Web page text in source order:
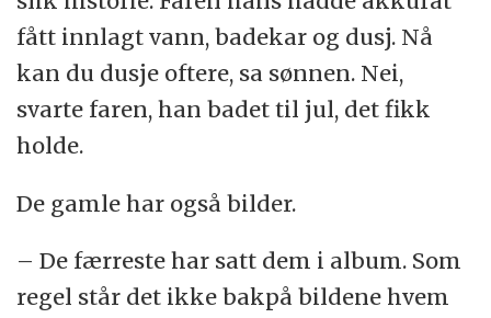
fått innlagt vann, badekar og dusj. Nå
kan du dusje oftere, sa sønnen. Nei,
svarte faren, han badet til jul, det fikk
holde.
De gamle har også bilder.
– De færreste har satt dem i album. Som
regel står det ikke bakpå bildene hvem